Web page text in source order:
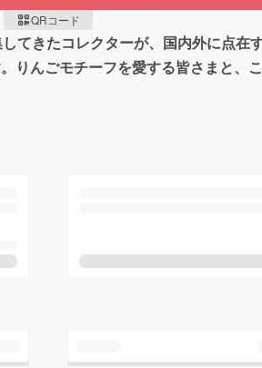
QRコード
てきたコレクターが、国内外に点在
んごモチーフを愛する皆さまと、